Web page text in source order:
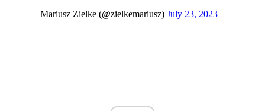
— Mariusz Zielke (@zielkemariusz) July 23, 2023